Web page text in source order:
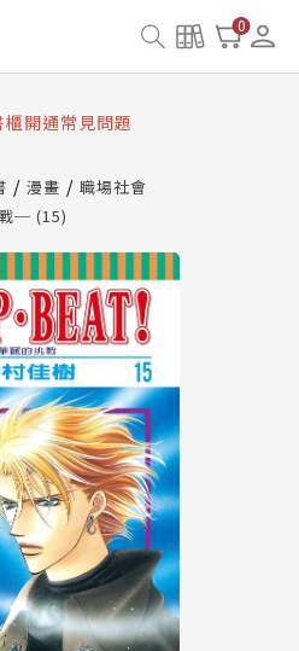
0
讀墨系統維護中，本站同步暫
閱讀資產合併與書櫃開通申請
櫃開通常見問題
務升級重要說明及資產合併結果
讀墨系統維護中，本站同步暫
漫畫
職場社會
─ (15)